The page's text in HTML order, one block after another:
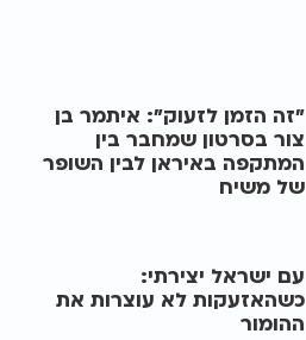
"זה הזמן לזעוק": איתמר בן
צור בסרטון שמחבר בין
המתקפה באיראן לבין השופר
של משיח
עם ישראל יצירתי:
כשהאזעקות לא עוצרות את
ההומור